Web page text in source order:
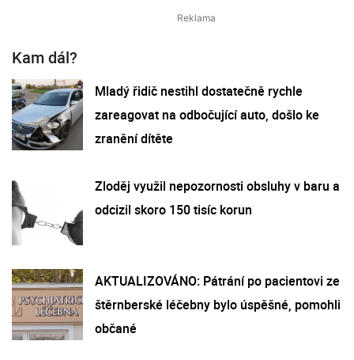
Kam dál?
Mladý řidič nestihl dostatečně rychle
zareagovat na odbočující auto, došlo ke
zranění dítěte
Zloděj využil nepozornosti obsluhy v baru a
odcizil skoro 150 tisíc korun
AKTUALIZOVÁNO: Pátrání po pacientovi ze
štěrnberské léčebny bylo úspěšné, pomohli
občané